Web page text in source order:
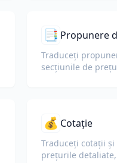
📑 Propunere
Traduceți
secțiunile de
💰 Cotație
Traduceți cotații
prețurile